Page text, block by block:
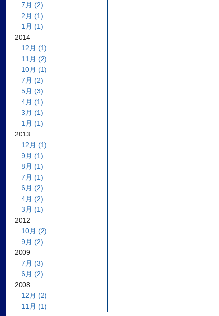
7月 (2)
2月 (1)
1月 (1)
2014
12月 (1)
11月 (2)
10月 (1)
7月 (2)
5月 (3)
4月 (1)
3月 (1)
1月 (1)
2013
12月 (1)
9月 (1)
8月 (1)
7月 (1)
6月 (2)
4月 (2)
3月 (1)
2012
10月 (2)
9月 (2)
2009
7月 (3)
6月 (2)
2008
12月 (2)
11月 (1)